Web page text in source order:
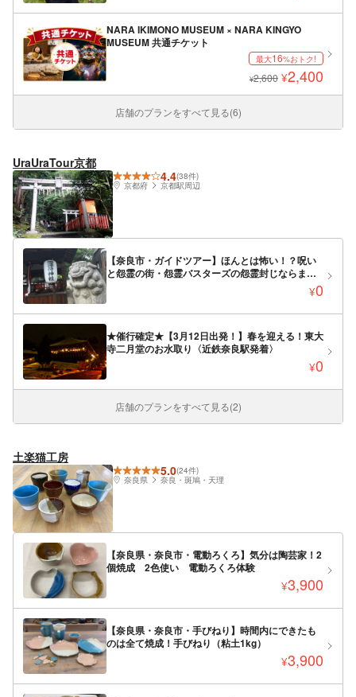
NARA IKIMONO MUSEUM × NARA KINGYO
MUSEUM 共通チケット
最大16%おトク!
¥2,600 ¥2,400
店舗のプランをすべて見る(6)
UraUraTour京都
4.4(38件)
京都府
京都駅周辺
【奈良市・ガイドツアー】ほんとは怖い！？呪い
と怨霊の街・怨霊バスターズの怨霊封じならまち
¥0
★催行確定★【3月12日出発！】春を迎える！東大
寺二月堂のお水取り〈近鉄奈良駅発着〉
¥0
店舗のプランをすべて見る(2)
土楽猫工房
5.0(24件)
奈良県
奈良・斑鳩・天理
【奈良県・奈良市・電動ろくろ】気分は陶芸家！2
個焼成 2色使い 電動ろくろ体験
¥3,900
【奈良県・奈良市・手びねり】時間内にできたも
のは全て焼成！手びねり（粘土1kg）
¥3,900